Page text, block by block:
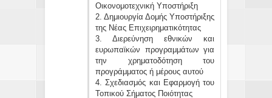
Οικονομοτεχνική Υποστήριξη
2. Δημιουργία Δομής Υποστήριξης
της Νέας Επιχειρηματικότητας
3. Διερεύνηση εθνικών και
ευρωπαϊκών προγραμμάτων για
την χρηματοδότηση του
προγράμματος ή μέρους αυτού
4. Σχεδιασμός και Εφαρμογή του
Τοπικού Σήματος Ποιότητας